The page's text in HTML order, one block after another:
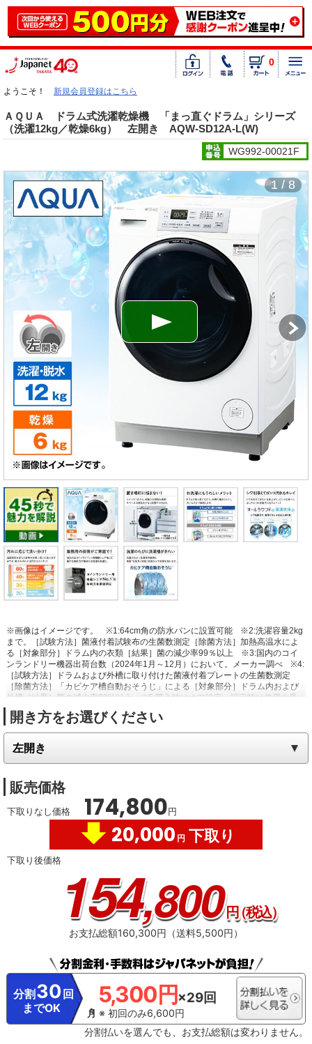
0
ようこそ！ 新規会員登録はこちら
ＡＱＵＡ ドラム式洗濯乾燥機 「まっ直ぐドラム」シリーズ
（洗濯12kg／乾燥6kg） 左開き AQW-SD12A-L(W)
WG992-00021F
1 / 8
※画像はイメージです。 ※1:64cm角の防水パンに設置可能
※2:洗濯容量2kg
まで。［試験方法］菌液付着試験布の生菌数測定［除菌方法］加熱高温水によ
る［対象部分］ドラム内の衣類［結果］菌の減少率99％以上
※3:国内のコイ
ンランドリー機器出荷台数（2024年1月～12月）において。メーカー調べ
※4:
［試験方法］ドラムおよび外槽に取り付けた菌液付着プレートの生菌数測定
［除菌方法］「カビケア槽自動おそうじ」による［対象部分］ドラム内および
外槽［結果］菌の減少率99%以上
※5:購入時はオフ設定。設定時は使用水量
が約4L増える。「乾燥」「脱水〜乾燥」および「おしゃれ着」コースではカビ
ケア槽自動おそうじは行わない
開き方をお選びください
販売価格
下取りなし価格 174,800円
20,000 円 下取り
下取り後価格 154,800円（税込）
お支払総額160,300円（送料5,500円）
分割 30 回
までOK
5,300円×29回
※ 初回のみ6,600円
分割払いを選んでも、お支払総額は変わりません。